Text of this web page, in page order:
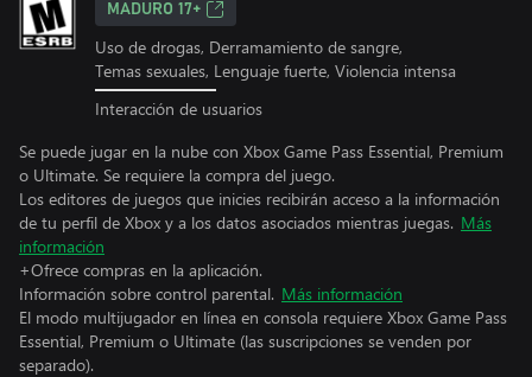
MADURO 17+
Uso de drogas, Derramamiento de sangre,
Temas sexuales, Lenguaje fuerte, Violencia intensa
Interacción de usuarios
Se puede jugar en la nube con Xbox Game Pass Essential, Premium
o Ultimate. Se requiere la compra del juego.
Los editores de juegos que inicies recibirán acceso a la información
de tu perfil de Xbox y a los datos asociados mientras juegas. Más
información
+Ofrece compras en la aplicación.
Información sobre control parental. Más información
El modo multijugador en línea en consola requiere Xbox Game Pass
Essential, Premium o Ultimate (las suscripciones se venden por
separado).